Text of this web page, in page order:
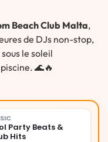
Beach Club Malta,
de DJs non-stop,
le soleil
🌊🔥
Party Beats &
Hits